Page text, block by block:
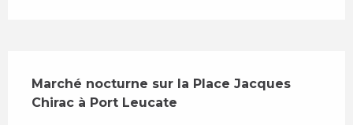
Marché nocturne sur la Place Jacques
Chirac à Port Leucate